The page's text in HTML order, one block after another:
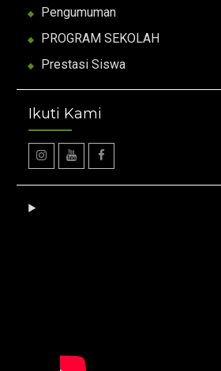
Pengumuman
PROGRAM SEKOLAH
Prestasi Siswa
Ikuti Kami